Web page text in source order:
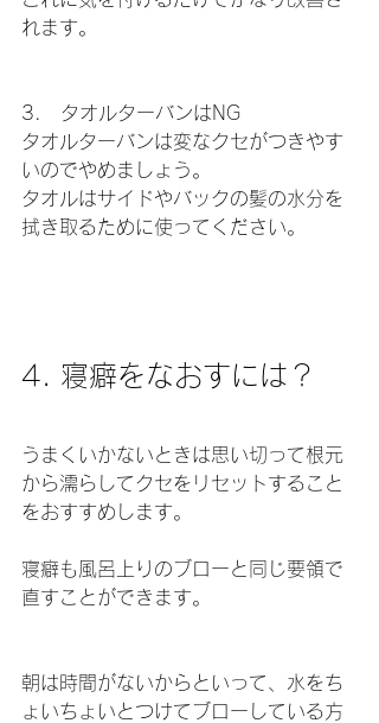
れます。
3.　タオルターバンはNG
タオルターバンは変なクセがつきやす
いのでやめましょう。
タオルはサイドやバックの髪の水分を
拭き取るために使ってください。
4. 寝癖をなおすには？
うまくいかないときは思い切って根元
から濡らしてクセをリセットすること
をおすすめします。
寝癖も風呂上りのブローと同じ要領で
直すことができます。
朝は時間がないからといって、水をち
ょいちょいとつけてブローしている方